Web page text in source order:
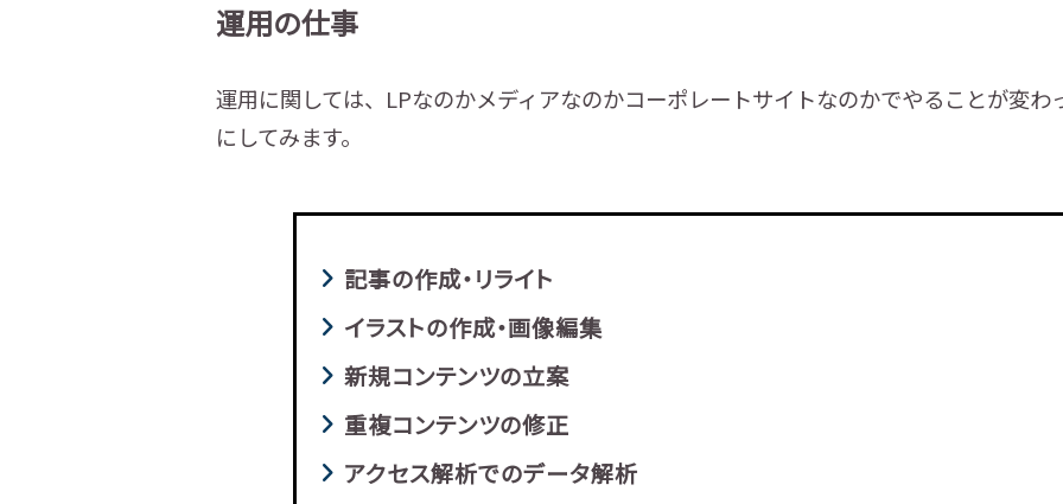
運用の仕事
運用に関しては、LPなのかメディアなのかコーポレートサイトなのかでやることが変わ
にしてみます。
記事の作成・リライト
イラストの作成・画像編集
新規コンテンツの立案
重複コンテンツの修正
アクセス解析でのデータ解析